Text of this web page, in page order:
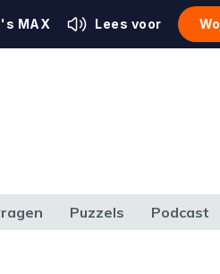
MAX Lees voor
Puzzels Podcast